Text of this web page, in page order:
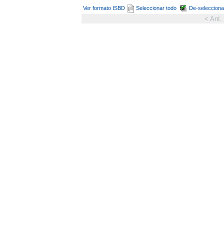
Ver formato ISBD Seleccionar todo De-
< Ant.